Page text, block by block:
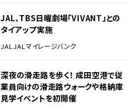
JAL、TBS日曜劇場「VIVANT」との
タイアップ実施
JALJALマイレージバンク
深夜の滑走路を歩く！ 成田空港で従
業員向けの滑走路ウォークや格納庫
見学イベントを初開催